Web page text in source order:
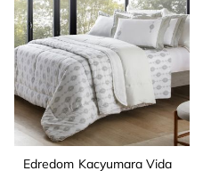
Edredom Kacyumara Vida